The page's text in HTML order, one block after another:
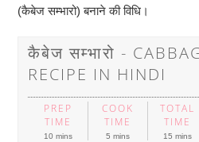
(कैबेज सम्भारो) बनाने की विधि।
कैबेज सम्भारो -
RECIPE IN HINDI
PREP
TIME
10 mins
COOK
TIME
5 mins
TOTAL
TIME
15 mins